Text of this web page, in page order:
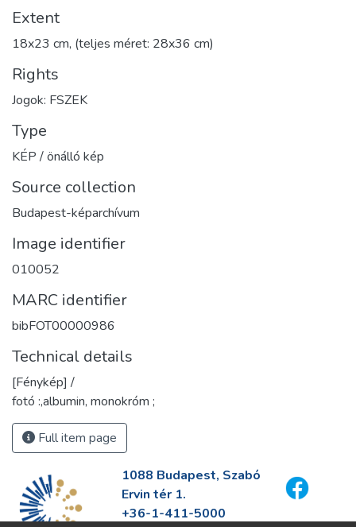
Extent
18x23 cm, (teljes méret: 28x36 cm)
Rights
Jogok: FSZEK
Type
KÉP / önálló kép
Source collection
Budapest-képarchívum
Image identifier
010052
MARC identifier
bibFOT00000986
Technical details
[Fénykép] /
fotó :,albumin, monokróm ;
Full item page
1088 Budapest, Szabó
Ervin tér 1.
+36-1-411-5000